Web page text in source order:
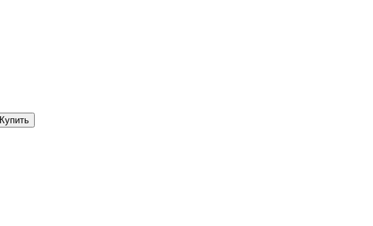
Купить